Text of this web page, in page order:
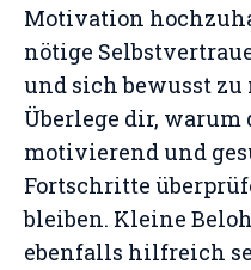
Motivation
nötige
und sich bewusst zu
Überlege dir, warum
motivierend und
Fortschritte
bleiben. Kleine
ebenfalls hilfreich